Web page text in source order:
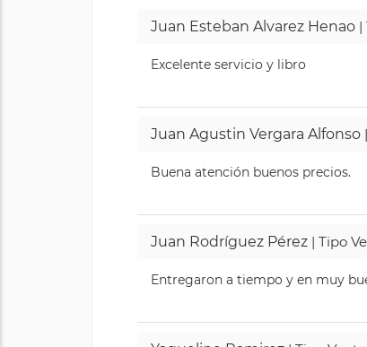
Juan Esteban Alvarez Henao |
Excelente servicio y libro
Juan Agustin Vergara Alfonso
Buena atención buenos precios.
Juan Rodríguez Pérez | Tipo
Entregaron a tiempo y en muy